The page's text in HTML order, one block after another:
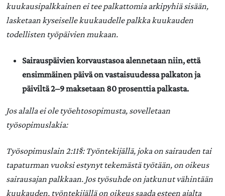
kuukausipalkkainen ei tee palkattomia arkipyhiä sisään,
lasketaan kyseiselle kuukaudelle palkka kuukauden
todellisten työpäivien mukaan.
Sairauspäivien korvaustasoa alennetaan niin, että
ensimmäinen päivä on vastaisuudessa palkaton ja
päiviltä 2–9 maksetaan 80 prosenttia palkasta.
Jos alalla ei ole työehtosopimusta, sovelletaan
työsopimuslakia:
Työsopimuslain 2:11§: Työntekijällä, joka on sairauden tai
tapaturman vuoksi estynyt tekemästä työtään, on oikeus
sairausajan palkkaan. Jos työsuhde on jatkunut vähintään
kuukauden, työntekijällä on oikeus saada esteen ajalta